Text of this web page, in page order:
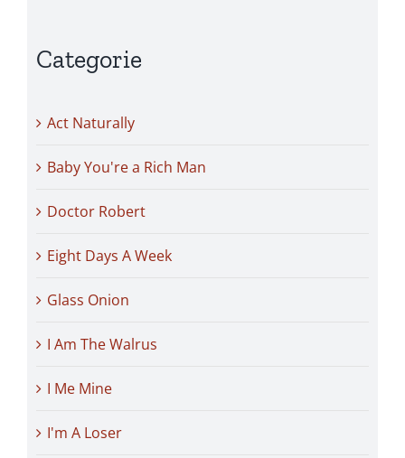
Categorie
Act Naturally
Baby You're a Rich Man
Doctor Robert
Eight Days A Week
Glass Onion
I Am The Walrus
I Me Mine
I'm A Loser